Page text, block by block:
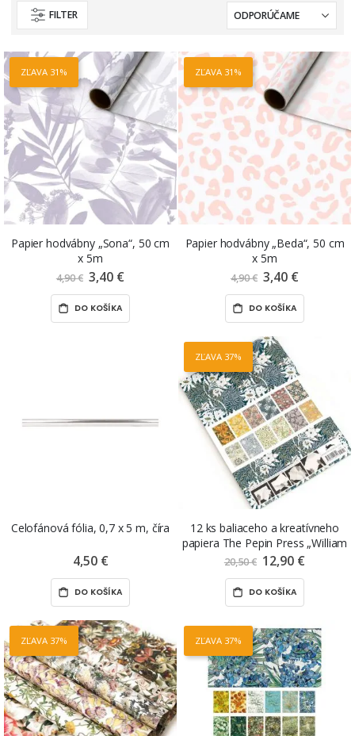
FILTER
ZĽAVA 31%
Papier hodvábny „Sona“, 50 cm
x 5m
4,90 € Znížená
cena
3,40 €
DO KOŠÍKA
ZĽAVA 31%
Papier hodvábny „Beda“, 50 cm
x 5m
4,90 € Znížená
cena
3,40 €
DO KOŠÍKA
Celofánová fólia, 0,7 x 5 m, číra
4,50 €
DO KOŠÍKA
ZĽAVA 37%
12 ks baliaceho a kreatívneho
papiera The Pepin Press „William
Morris“, v knihe
20,50 € Znížená
cena
12,90 €
DO KOŠÍKA
ZĽAVA 37% ZĽAVA 37%